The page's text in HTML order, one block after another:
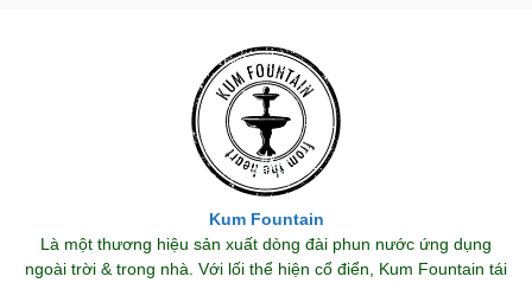
Kum Fountain
Là một thương hiệu sản xuất dòng đài phun nước ứng dụng
ngoài trời & trong nhà. Với lối thể hiện cổ điển, Kum Fountain tái